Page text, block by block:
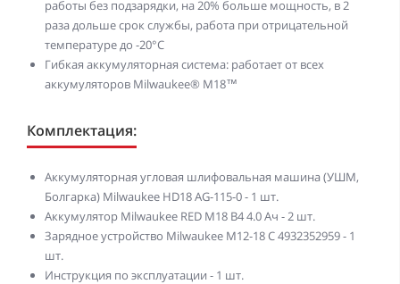
работы без подзарядки, на 20% больше мощность, в 2
раза дольше срок службы, работа при отрицательной
температуре до -20°С
Гибкая аккумуляторная система: работает от всех
аккумуляторов Milwaukee® M18™
Комплектация:
Аккумуляторная угловая шлифовальная машина (УШМ,
Болгарка) Milwaukee HD18 AG-115-0 - 1 шт.
Аккумулятор Milwaukee RED M18 B4 4.0 Ач - 2 шт.
Зарядное устройство Milwaukee M12-18 C 4932352959 - 1
шт.
Инструкция по эксплуатации - 1 шт.